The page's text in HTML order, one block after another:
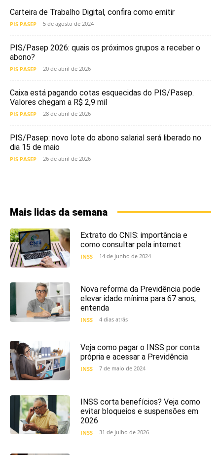
Carteira de Trabalho Digital, confira como emitir
PIS PASEP 5 de agosto de 2024
PIS/Pasep 2026: quais os próximos grupos a receber o
abono?
PIS PASEP 20 de abril de 2026
Caixa está pagando cotas esquecidas do PIS/Pasep.
Valores chegam a R$ 2,9 mil
PIS PASEP 28 de abril de 2026
PIS/Pasep: novo lote do abono salarial será liberado no
dia 15 de maio
PIS PASEP 26 de abril de 2026
Mais lidas da semana
Extrato do CNIS: importância e
como consultar pela internet
INSS 14 de junho de 2024
Nova reforma da Previdência pode
elevar idade mínima para 67 anos;
entenda
INSS 4 dias atrás
Veja como pagar o INSS por conta
própria e acessar a Previdência
INSS 7 de maio de 2024
INSS corta benefícios? Veja como
evitar bloqueios e suspensões em
2026
INSS 31 de julho de 2026